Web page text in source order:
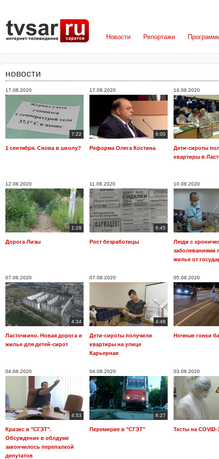
Новости Репортажи
новости
17.08.2020
7:22
1 сентября. Снова в школу?
17.08.2020
6:00
Реформа Олега Костина
14.08.2020
Дети-сироты
квартиры в
12.08.2020
1:28
Дорога Лизы
11.08.2020
6:45
Рост безработицы
10.08.2020
Люди с
заболеваниями
жилье от
07.08.2020
4:34
Ласточкино. Новая дорога и
жилье для детей-сирот
07.08.2020
4:48
Дети-сироты получили
квартиры на улице
Карьерная
05.08.2020
Ночные гонки
04.08.2020
4:53
Кризис в "СГЭТ".
Обсуждение в облдуме
закончилось перепалкой
депутатов
04.08.2020
8:27
Перемирие в "СГЭТ"
03.08.2020
Тесты на COVID-